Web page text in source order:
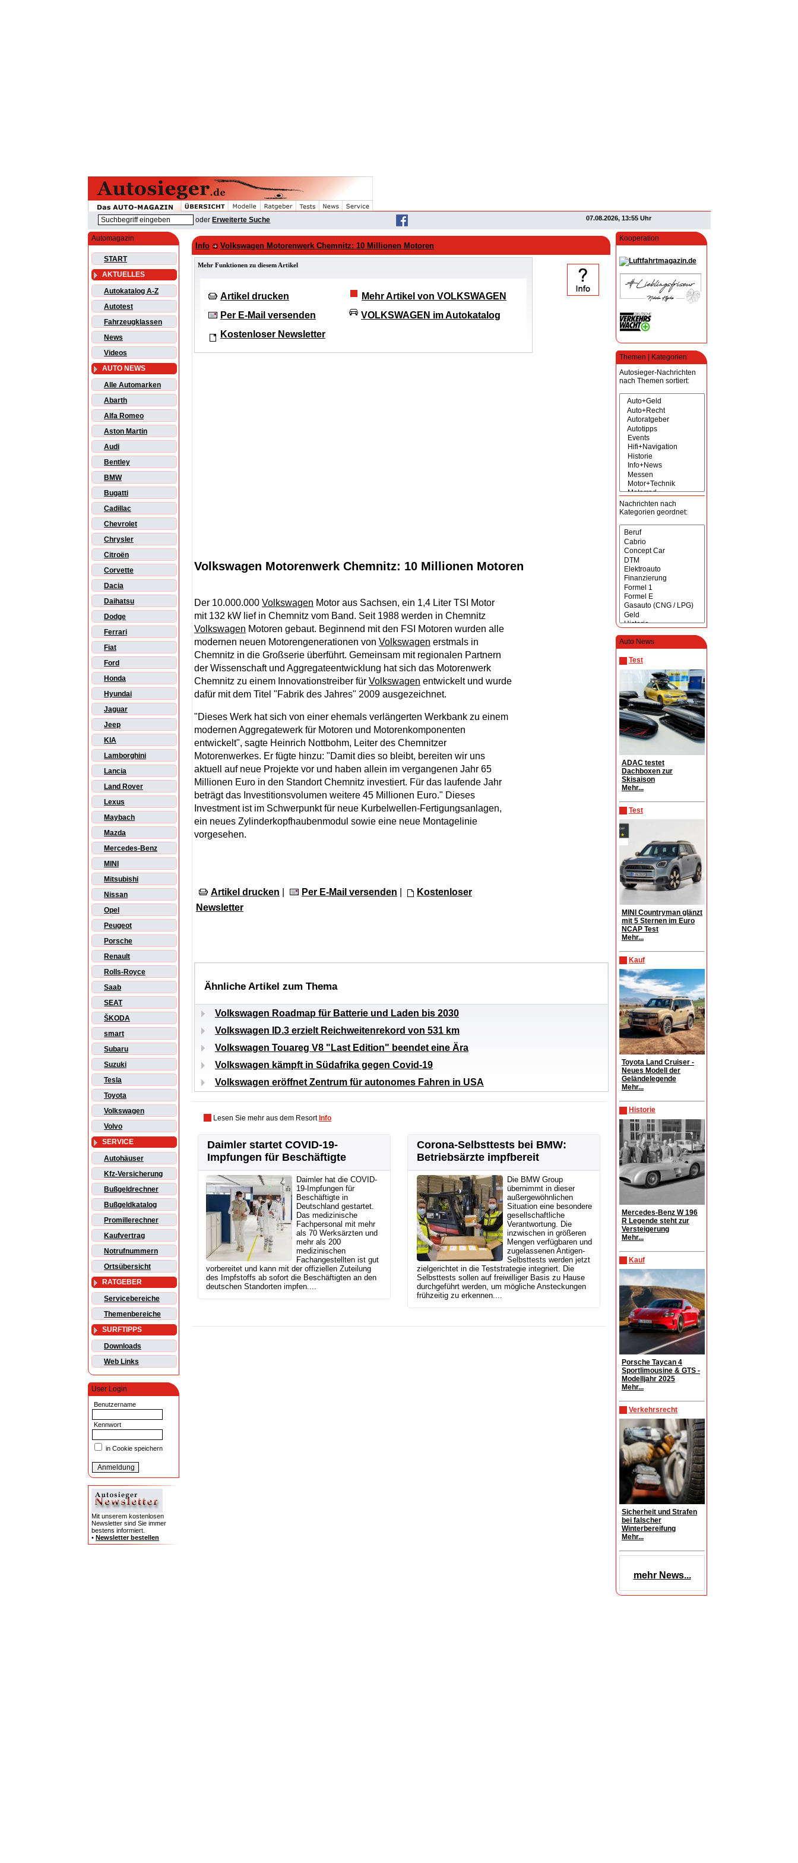
oder Erweiterte Suche 07.08.2026, 13:55 Uhr
Automagazin
START
AKTUELLES
Autokatalog A-Z
Autotest
Fahrzeugklassen
News
Videos
AUTO NEWS
Alle Automarken
Abarth
Alfa Romeo
Aston Martin
Audi
Bentley
BMW
Bugatti
Cadillac
Chevrolet
Chrysler
Citroën
Corvette
Dacia
Daihatsu
Dodge
Ferrari
Fiat
Ford
Honda
Hyundai
Jaguar
Jeep
KIA
Lamborghini
Lancia
Land Rover
Lexus
Maybach
Mazda
Mercedes-Benz
MINI
Mitsubishi
Nissan
Opel
Peugeot
Porsche
Renault
Rolls-Royce
Saab
SEAT
ŠKODA
smart
Subaru
Suzuki
Tesla
Toyota
Volkswagen
Volvo
SERVICE
Autohäuser
Kfz-Versicherung
Bußgeldrechner
Bußgeldkatalog
Promillerechner
Kaufvertrag
Notrufnummern
Ortsübersicht
RATGEBER
Servicebereiche
Themenbereiche
SURFTIPPS
Downloads
Web Links
User Login
Benutzername
Kennwort
in Cookie speichern
Mit unserem kostenlosen
Newsletter sind Sie immer
bestens informiert.
• Newsletter bestellen
Kooperation
Themen | Kategorien
Autosieger-Nachrichten
nach Themen sortiert:
Nachrichten nach
Kategorien geordnet:
Auto News
Test
ADAC testet
Dachboxen zur
Skisaison
Mehr...
Test
MINI Countryman glänzt
mit 5 Sternen im Euro
NCAP Test
Mehr...
Kauf
Toyota Land Cruiser -
Neues Modell der
Geländelegende
Mehr...
Historie
Mercedes-Benz W 196
R Legende steht zur
Versteigerung
Mehr...
Kauf
Porsche Taycan 4
Sportlimousine & GTS -
Modelljahr 2025
Mehr...
Verkehrsrecht
Sicherheit und Strafen
bei falscher
Winterbereifung
Mehr...
mehr News...
Info Volkswagen Motorenwerk Chemnitz: 10 Millionen Motoren
Mehr Funktionen zu diesem Artikel
Artikel drucken
Per E-Mail versenden
Kostenloser Newsletter
Mehr Artikel von VOLKSWAGEN
VOLKSWAGEN im Autokatalog
Volkswagen Motorenwerk Chemnitz: 10 Millionen Motoren
Der 10.000.000 Volkswagen Motor aus Sachsen, ein 1,4 Liter TSI Motor
mit 132 kW lief in Chemnitz vom Band. Seit 1988 werden in Chemnitz
Volkswagen Motoren gebaut. Beginnend mit den FSI Motoren wurden alle
modernen neuen Motorengenerationen von Volkswagen erstmals in
Chemnitz in die Großserie überführt. Gemeinsam mit regionalen Partnern
der Wissenschaft und Aggregateentwicklung hat sich das Motorenwerk
Chemnitz zu einem Innovationstreiber für Volkswagen entwickelt und wurde
dafür mit dem Titel "Fabrik des Jahres" 2009 ausgezeichnet.
"Dieses Werk hat sich von einer ehemals verlängerten Werkbank zu einem
modernen Aggregatewerk für Motoren und Motorenkomponenten
entwickelt", sagte Heinrich Nottbohm, Leiter des Chemnitzer
Motorenwerkes. Er fügte hinzu: "Damit dies so bleibt, bereiten wir uns
aktuell auf neue Projekte vor und haben allein im vergangenen Jahr 65
Millionen Euro in den Standort Chemnitz investiert. Für das laufende Jahr
beträgt das Investitionsvolumen weitere 45 Millionen Euro." Dieses
Investment ist im Schwerpunkt für neue Kurbelwellen-Fertigungsanlagen,
ein neues Zylinderkopfhaubenmodul sowie eine neue Montagelinie
vorgesehen.
Artikel drucken Per E-Mail versenden
Kostenloser
Newsletter
Ähnliche Artikel zum Thema
Volkswagen Roadmap für Batterie und Laden bis 2030
Volkswagen ID.3 erzielt Reichweitenrekord von 531 km
Volkswagen Touareg V8 "Last Edition" beendet eine Ära
Volkswagen kämpft in Südafrika gegen Covid-19
Volkswagen eröffnet Zentrum für autonomes Fahren in USA
Lesen Sie mehr aus dem Resort Info
Daimler startet COVID-19-
Impfungen für Beschäftigte
Daimler hat die COVID-
19-Impfungen für
Beschäftigte in
Deutschland gestartet.
Das medizinische
Fachpersonal mit mehr
als 70 Werksärzten und
mehr als 200
medizinischen
Fachangestellten ist gut
vorbereitet und kann mit der offiziellen Zuteilung
des Impfstoffs ab sofort die Beschäftigten an den
deutschen Standorten impfen....
Corona-Selbsttests bei BMW:
Betriebsärzte impfbereit
Die BMW Group
übernimmt in dieser
außergewöhnlichen
Situation eine besondere
gesellschaftliche
Verantwortung. Die
inzwischen in größeren
Mengen verfügbaren und
zugelassenen Antigen-
Selbsttests werden jetzt
zielgerichtet in die Teststrategie integriert. Die
Selbsttests sollen auf freiwilliger Basis zu Hause
durchgeführt werden, um mögliche Ansteckungen
frühzeitig zu erkennen....